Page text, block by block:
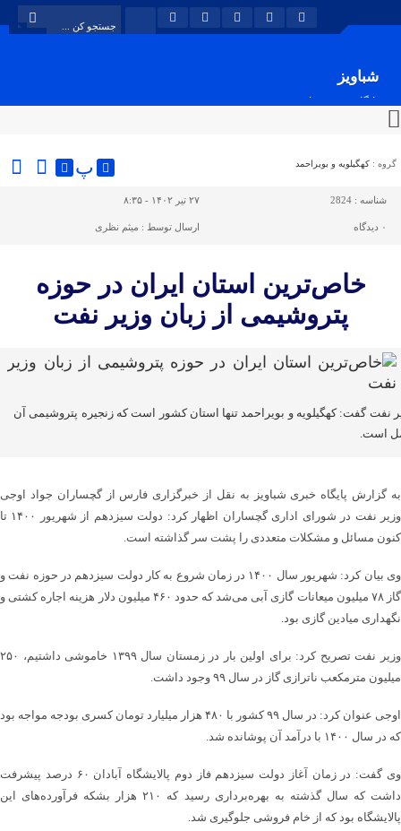
شباویز
پایگاه خبری شباویز
گروه : کهگیلویه و بویراحمد پ
شناسه : 2824 ۲۷ تیر ۱۴۰۲ - ۸:۳۵
۰ دیدگاه ارسال توسط : میثم نظری
خاص‌ترین استان ایران در حوزه
پتروشیمی از زبان وزیر نفت
نفت گفت: کهگیلویه و بویراحمد تنها استان کشور است که زنجیره پتروشیمی آن
است.
به گزارش پایگاه خبری شباویز به نقل از خبرگزاری فارس از گچساران جواد اوجی
وزیر نفت در شورای اداری گچساران اظهار کرد: دولت سیزدهم از شهریور ۱۴۰۰ تا
کنون مسائل و مشکلات متعددی را پشت سر گذاشته است.
وی بیان کرد: شهریور سال ۱۴۰۰ در زمان شروع به کار دولت سیزدهم در حوزه نفت و
گاز ۷۸ میلیون میعانات گازی آبی می‌شد که حدود ۴۶۰ میلیون دلار هزینه اجاره کشتی و
نگهداری میادین گازی بود.
وزیر نفت تصریح کرد: برای اولین بار در زمستان سال ۱۳۹۹ خاموشی داشتیم، ۲۵۰
میلیون مترمکعب ناترازی گاز در سال ۹۹ وجود داشت.
اوجی عنوان کرد: در سال ۹۹ کشور با ۴۸۰ هزار میلیارد تومان کسری بودجه مواجه بود
که در سال ۱۴۰۰ با درآمد آن پوشانده شد.
وی گفت: در زمان آغاز دولت سیزدهم فاز دوم پالایشگاه آبادان ۶۰ درصد پیشرفت
داشت که سال گذشته به بهره‌برداری رسید که ۲۱۰ هزار بشکه فرآورده‌های این
پالایشگاه بود که از خام فروشی جلوگیری شد.